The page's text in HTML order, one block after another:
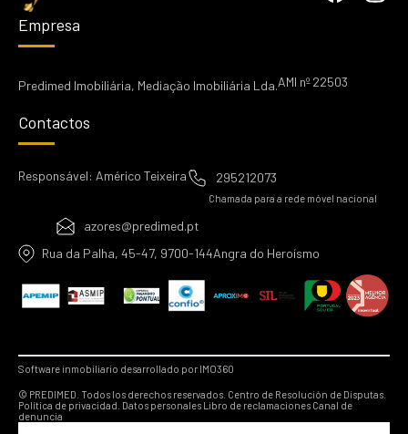
Empresa
Predimed Imobiliária, Mediação Imobiliária Lda.AMI nº 22503
Contactos
Responsável: Américo Teixeira 295212073
Chamada para a rede móvel nacional
azores@predimed.pt
Rua da Palha, 45-47, 9700-144Angra do Heroísmo
Software inmobiliario desarrollado por IMO360
© PREDIMED. Todos los derechos reservados. Centro de Resolución de Disputas.
Política de privacidad. Datos personalesLibro de reclamaciones Canal de
denuncia